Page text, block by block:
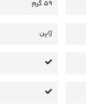
59 گرم
ژاپن